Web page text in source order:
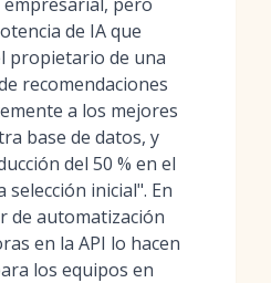
de IA que
propietario de una
recomendaciones
a los mejores
base de datos, y
del 50 % en el
selección inicial". En
de automatización
en la API lo hacen
los equipos en